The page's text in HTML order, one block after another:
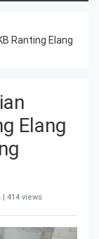
Ranting Elang
Elang
414 views